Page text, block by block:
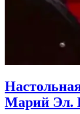
Марий Эл.